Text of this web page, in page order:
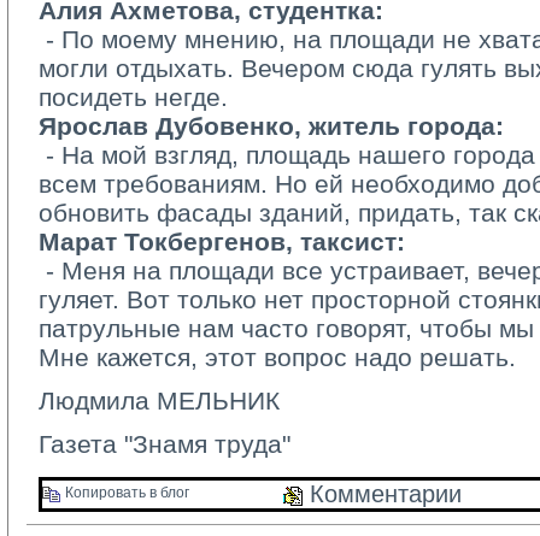
Алия Ахметова, студентка:
- По моему мнению, на площади не
могли отдыхать. Вечером сюда гулять
посидеть негде.
Ярослав Дубовенко, житель города:
- На мой взгляд, площадь нашего города
всем требованиям. Но ей необходимо
обновить фасады зданий, придать, так
Марат Токбергенов, таксист:
- Меня на площади все устраивает,
гуляет. Вот только нет просторной
патрульные нам часто говорят, чтобы
Мне кажется, этот вопрос надо решать.
Людмила МЕЛЬНИК
Газета "Знамя труда"
Копировать в блог Комментарии